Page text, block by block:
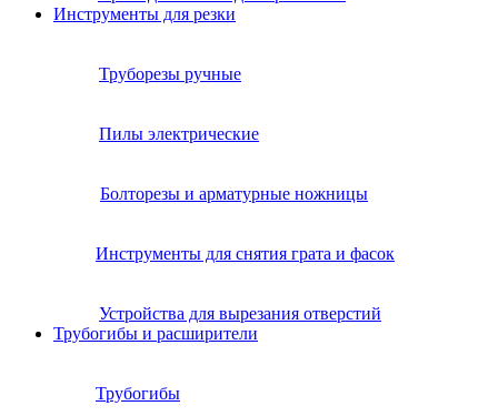
Инструменты для резки
Труборезы ручные
Пилы электрические
Болторезы и арматурные ножницы
Инструменты для снятия грата и фасок
Устройства для вырезания отверстий
Трубогибы и расширители
Трубогибы